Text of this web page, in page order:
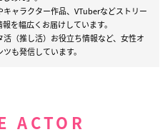
ャラクター作品、VTuberなどストリー
を幅広くお届けしています。
（推し活）お役立ち情報など、女性オ
も発信しています。
ACTOR